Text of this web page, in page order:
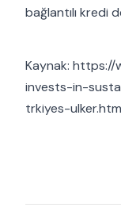
bağlantılı kredi
Kaynak:
invests-in-
trkiyes-